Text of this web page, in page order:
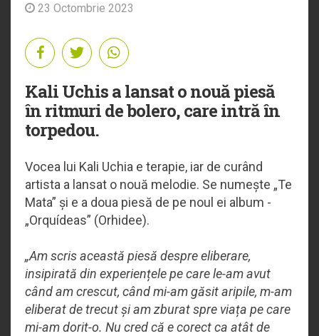
23 Octombrie 2023
Kali Uchis a lansat o nouă piesă
în ritmuri de bolero, care intră în
torpedou.
Vocea lui Kali Uchia e terapie, iar de curând
artista a lansat o nouă melodie. Se numește „Te
Mata” și e a doua piesă de pe noul ei album -
„Orquídeas” (Orhidee).
„Am scris această piesă despre eliberare,
insipirată din experiențele pe care le-am avut
când am crescut, când mi-am găsit aripile, m-am
eliberat de trecut și am zburat spre viața pe care
mi-am dorit-o. Nu cred că e corect ca atât de